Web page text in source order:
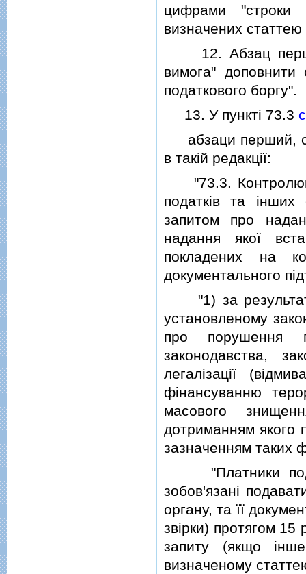
цифрами "строки
визначених
12. Абзац
вимога"
податкового боргу".
13. У пунктi 73.3
абзаци перший,
в такiй редакцiї:
"73.3.
податкiв та iнших
запитом про
надання якої
покладених на
документального
"1) за
установленому
про порушення
законодавства,
легалiзацiї
фiнансуванню
масового
дотриманням якого
зазначенням таких
"Платники
зобов'язанi
органу, та її
звiрки) протягом 15
запиту (якщо
визначеному